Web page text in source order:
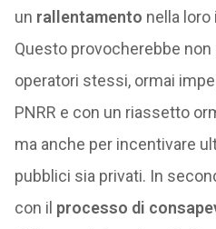
un rallentamento nella
Questo provocherebbe non
operatori stessi, ormai
PNRR e con un riassetto
ma anche per incentivare
pubblici sia privati. In
con il processo di